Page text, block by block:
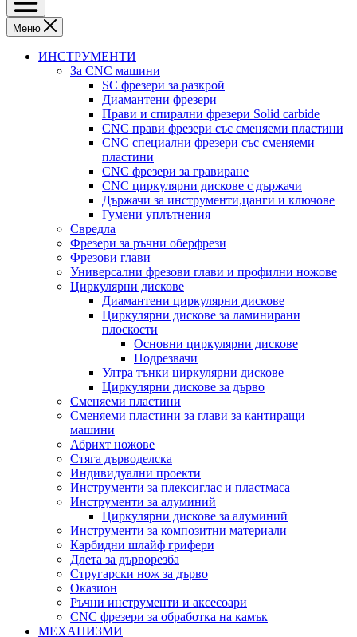
Меню
ИНСТРУМЕНТИ
За CNC машини
SC фрезери за разкрой
Диамантени фрезери
Прави и спирални фрезери Solid carbide
CNC прави фрезери със сменяеми пластини
CNC специални фрезери със сменяеми
пластини
CNC фрезери за гравиране
CNC циркулярни дискове с държачи
Държачи за инструменти,цанги и ключове
Гумени уплътнения
Свредла
Фрезери за ръчни оберфрези
Фрезови глави
Универсални фрезови глави и профилни ножове
Циркулярни дискове
Диамантени циркулярни дискове
Циркулярни дискове за ламинирани
плоскости
Основни циркулярни дискове
Подрезвачи
Ултра тънки циркулярни дискове
Циркулярни дискове за дърво
Сменяеми пластини
Сменяеми пластини за глави за кантиращи
машини
Абрихт ножове
Стяга дърводелска
Индивидуални проекти
Инструменти за плексиглас и пластмаса
Инструменти за алуминий
Циркулярни дискове за алуминий
Инструменти за композитни материали
Карбидни шлайф грифери
Длета за дърворезба
Стругарски нож за дърво
Оказион
Ръчни инструменти и аксесоари
CNC фрезери за обработка на камък
МЕХАНИЗМИ